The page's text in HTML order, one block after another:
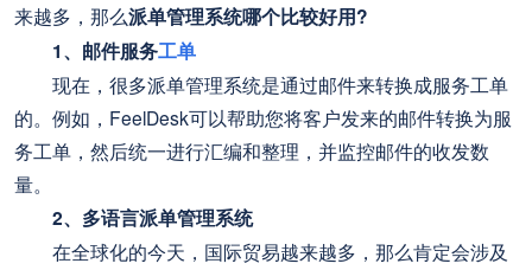
来越多，那么派单管理系统哪个比较好用?
1、邮件服务工单
现在，很多派单管理系统是通过邮件来转换成服务工单
的。例如，FeelDesk可以帮助您将客户发来的邮件转换为服
务工单，然后统一进行汇编和整理，并监控邮件的收发数
量。
2、多语言派单管理系统
在全球化的今天，国际贸易越来越多，那么肯定会涉及